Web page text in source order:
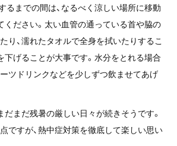
るまでの間は、なるべく涼しい場所に移動
ください。太い血管の通っている首や脇の
り、濡れたタオルで全身を拭いたりするこ
下げることが大事です。水分をとれる場合
ツドリンクなどを少しずつ飲ませてあげ
だまだ残暑の厳しい日々が続きそうです。
ですが、熱中症対策を徹底して楽しい思い